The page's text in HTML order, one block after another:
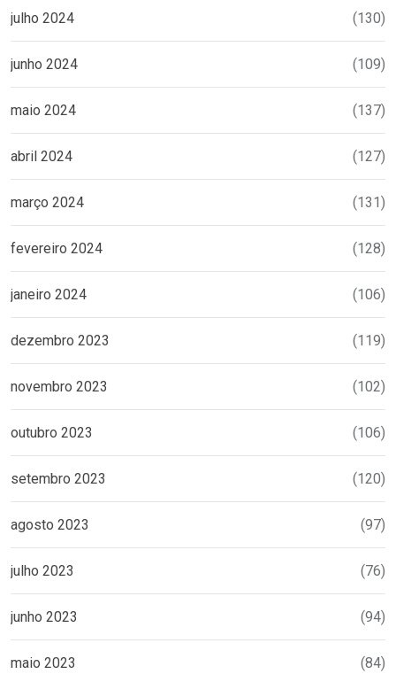
julho 2024 (130)
junho 2024 (109)
maio 2024 (137)
abril 2024 (127)
março 2024 (131)
fevereiro 2024 (128)
janeiro 2024 (106)
dezembro 2023 (119)
novembro 2023 (102)
outubro 2023 (106)
setembro 2023 (120)
agosto 2023 (97)
julho 2023 (76)
junho 2023 (94)
maio 2023 (84)